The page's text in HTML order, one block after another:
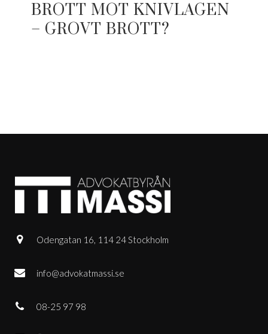
BROTT MOT KNIVLAGEN
– GROVT BROTT?
Odengatan 16, 114 24 Stockholm
info@advokatmassi.se
08-25 97 98